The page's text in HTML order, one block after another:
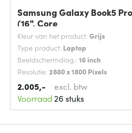
Samsung Galaxy Book5
(16", Core
Kleur van het product: Grijs
Type product: Laptop
Beeldschermdiag.: 16 inch
Resolutie: 2880 x 1800 Pixels
2.005,-
excl. btw
Voorraad 26 stuks